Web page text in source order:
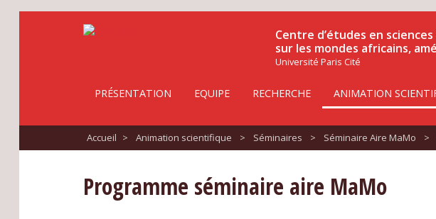
Centre d’études en sciences
sur les mondes africains,
Université Paris Cité
PRÉSENTATION EQUIPE RECHERCHE ANIMATION
Accueil > Animation scientifique > Séminaires > Séminaire Aire MaMo >
Programme séminaire aire MaMo